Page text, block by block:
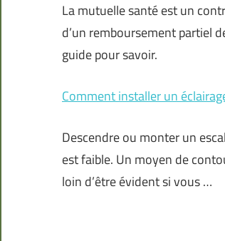
La mutuelle santé est un
d’un remboursement partiel
guide pour savoir.
Comment installer un
Descendre ou monter un
est faible. Un moyen de
loin d’être évident si vous …